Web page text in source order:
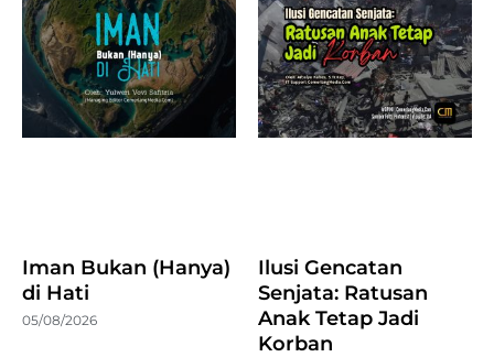
Iman Bukan (Hanya)
di Hati
05/08/2026
Ilusi Gencatan
Senjata: Ratusan
Anak Tetap Jadi
Korban